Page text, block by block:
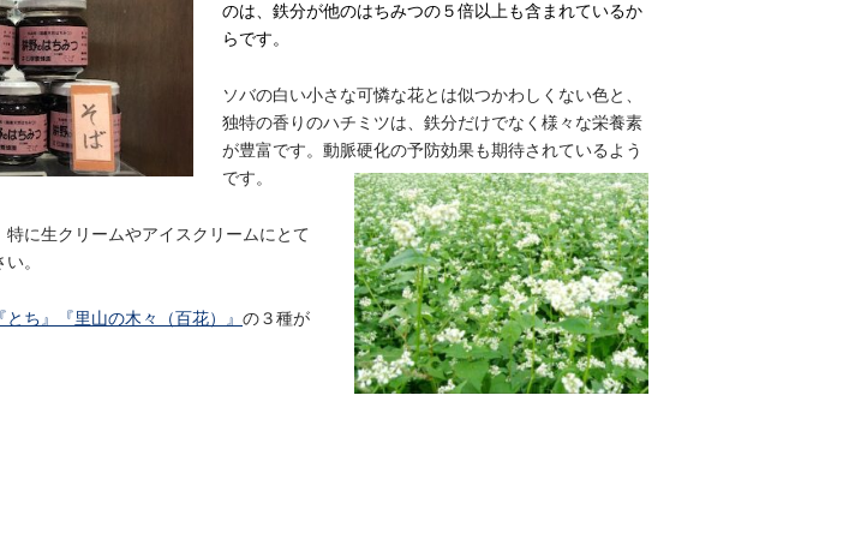
のは、鉄分が他のはちみつの５倍以上も含まれているか
らです。
ソバの白い小さな可憐な花とは似つかわしくない色と、
独特の香りのハチミツは、鉄分だけでなく様々な栄養素
が豊富です。動脈硬化の予防効果も期待されているよう
です。
に生クリームやアイスクリームにとて
。
とち』『里山の木々（百花）』 の３種が